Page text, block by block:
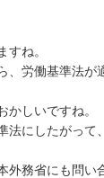
すね。
、労働基準法が
かしいですね。
法にしたがって
外務省にも問い